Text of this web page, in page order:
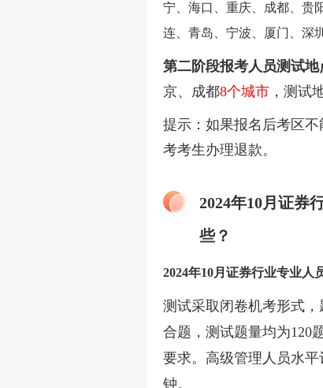
宁、海口、重庆、成都、贵
连、青岛、宁波、厦门、深圳
第二阶段报考人员测试地
京、成都8个城市 ，测试
提示：如果报名后考区
考考生办理退款。
2024年10月证券
些？
2024年10月证券行业专业人
测试采取闭卷机考形式
合题，测试题量均为120
要求。高级管理人员水
钟。